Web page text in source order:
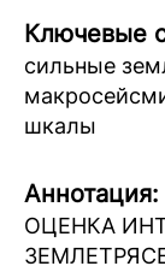
Ключевые
сильные
шкалы
Аннотация:
ОЦЕНКА